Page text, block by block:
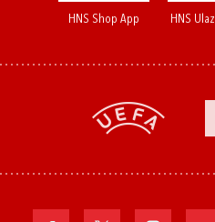
HNS Shop App HNS